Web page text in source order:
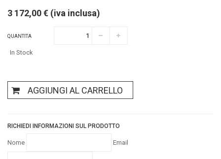
3 172,00 € (iva inclusa)
QUANTITA
In Stock
AGGIUNGI AL CARRELLO
RICHIEDI INFORMAZIONI SUL PRODOTTO
Nome Email